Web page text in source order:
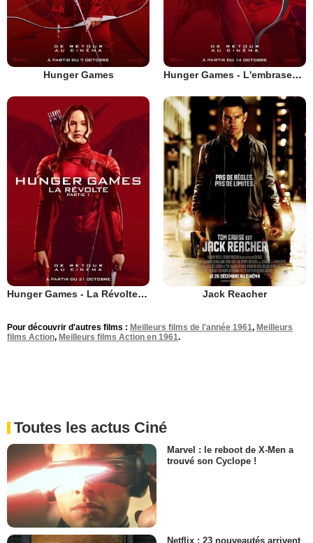
Hunger Games Hunger Games - L'embrasement
Hunger Games - La Révolte : Partie 1 Jack Reacher
Pour découvrir d'autres films : Meilleurs films de l'année 1961, Meilleurs
films Action, Meilleurs films Action en 1961.
Toutes les actus Ciné
Marvel : le reboot de X-Men a
trouvé son Cyclope !
Netflix : 23 nouveautés arrivent